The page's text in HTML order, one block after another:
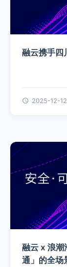
融云携手四
2025-12-
融云 x 浪潮
通」的全场